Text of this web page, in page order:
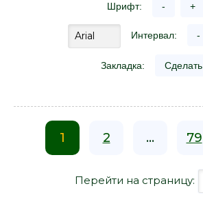
Шрифт: - +
Интервал: -
Закладка: Сделать
1 2 ... 79
Перейти на страницу: